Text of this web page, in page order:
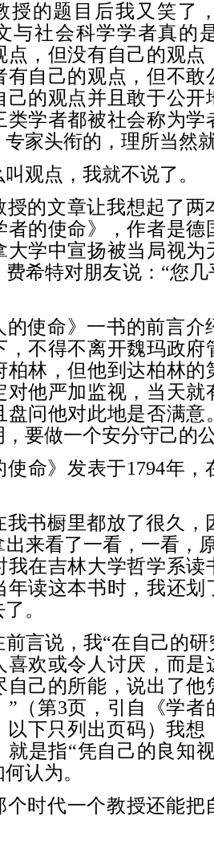
授的题目后我又笑了
与社会科学学者真的
点，但没有自己的观点
有自己的观点，但不敢
己的观点并且敢于公开
类学者都被社会称为学
家头衔的，理所当然
观点，我就不说了。
授的文章让我想起了两
者的使命》，作者是德
大学中宣扬被当局视为
费希特对朋友说：“您
的使命》一书的前言介
，不得不离开魏玛政府
柏林，但他到达柏林的
对他严加监视，当天就
盘问他对此地是否满意
要做一个安分守己的
使命》发表于1794年
我书橱里都放了很久，
来看了一看，一看，
我在吉林大学哲学系
年读这本书时，我还划
。
前言说，我“在自己的
喜欢或令人讨厌，而是
自己的所能，说出了他
”（第3页，引自《学者
以下只列出页码）我
就是指“凭自己的良知
认为。
个时代一个教授还能把